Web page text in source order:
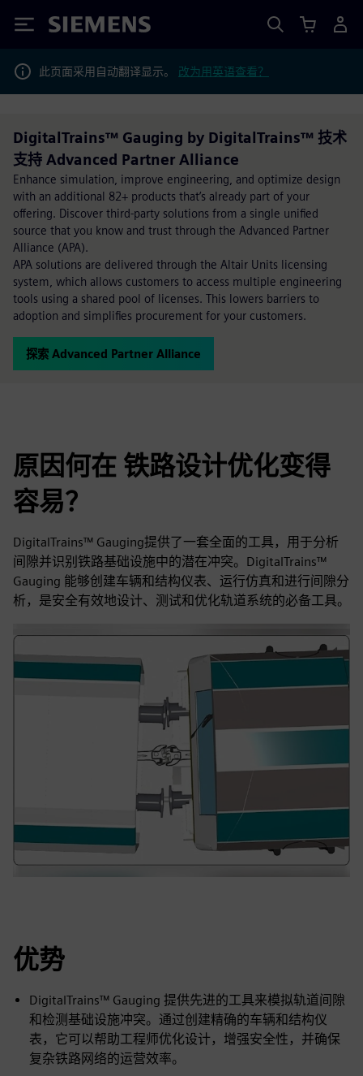
Siemens
此页面采用自动翻译显示。 改为用英语查看？
DigitalTrains™ Gauging by DigitalTrains™ 技术
支持 Advanced Partner Alliance
Enhance simulation, improve engineering, and optimize design
with an additional 82+ products that’s already part of your
offering. Discover third-party solutions from a single unified
source that you know and trust through the Advanced Partner
Alliance (APA).
APA solutions are delivered through the Altair Units licensing
system, which allows customers to access multiple engineering
tools using a shared pool of licenses. This lowers barriers to
adoption and simplifies procurement for your customers.
探索 Advanced Partner Alliance
原因何在 铁路设计优化变得
容易？
DigitalTrains™ Gauging提供了一套全面的工具，用于分析
间隙并识别铁路基础设施中的潜在冲突。DigitalTrains™
Gauging 能够创建车辆和结构仪表、运行仿真和进行间隙分
析，是安全有效地设计、测试和优化轨道系统的必备工具。
优势
DigitalTrains™ Gauging 提供先进的工具来模拟轨道间隙
和检测基础设施冲突。通过创建精确的车辆和结构仪
表，它可以帮助工程师优化设计，增强安全性，并确保
复杂铁路网络的运营效率。